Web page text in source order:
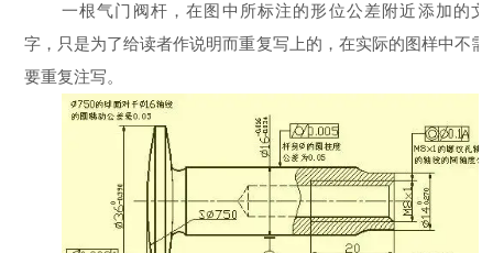
一根气门阀杆，在图中所标注的形位公差附近添加的文
字，只是为了给读者作说明而重复写上的，在实际的图样中不需
要重复注写。